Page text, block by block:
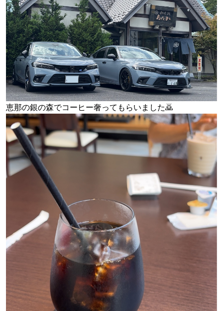
恵那の銀の森でコーヒー奢ってもらいました🙇